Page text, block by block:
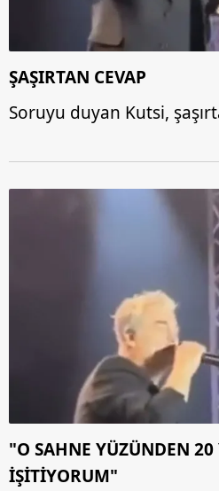
ŞAŞIRTAN CEVAP
Soruyu duyan Kutsi,
"O SAHNE YÜZÜNDEN
İŞİTİYORUM"